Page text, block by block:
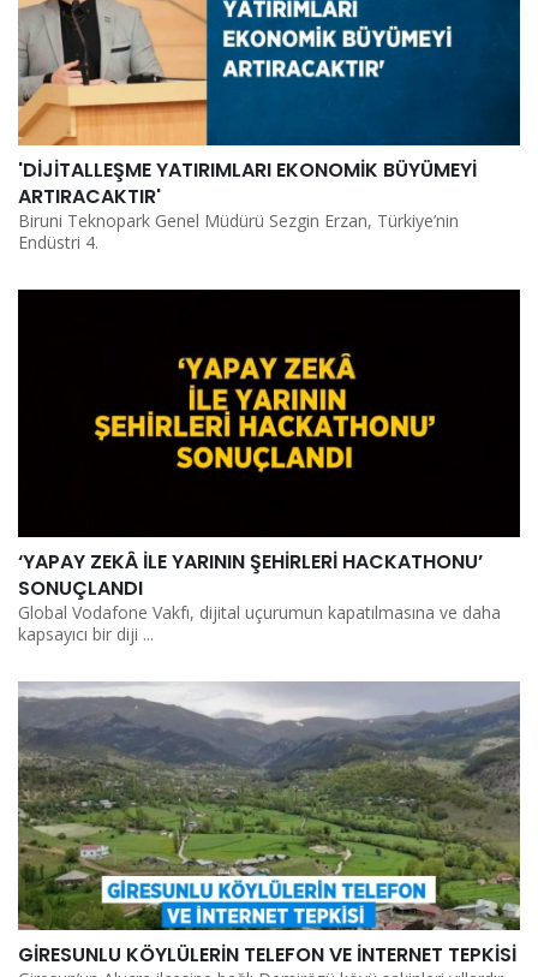
'DİJİTALLEŞME YATIRIMLARI EKONOMİK BÜYÜMEYİ
ARTIRACAKTIR'
Biruni Teknopark Genel Müdürü Sezgin Erzan, Türkiye’nin
Endüstri 4.
‘YAPAY ZEKÂ İLE YARININ ŞEHİRLERİ HACKATHONU’
SONUÇLANDI
Global Vodafone Vakfı, dijital uçurumun kapatılmasına ve daha
kapsayıcı bir diji ...
GİRESUNLU KÖYLÜLERİN TELEFON VE İNTERNET TEPKİSİ